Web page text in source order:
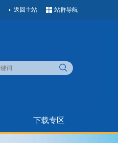
返回主站 站群导航
下载专区